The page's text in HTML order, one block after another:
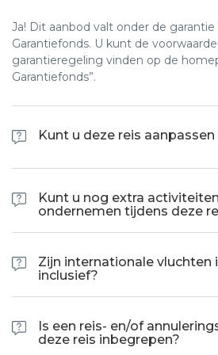
Ja! Dit aanbod valt onder de garantie
Garantiefonds. U kunt de
garantieregeling vinden op de
Garantiefonds”.
Kunt u deze reis
Elke reis kunt u op aanvraag aan
meer informatie hierover kunt u ons
info@wetraveleco.com
Kunt u nog extra
ondernemen tijdens deze
Ja. Via onze lokale agent kunt u
bijboeken.Zijn internationale vluchten
inclusief?
Nee. Wij bieden momenteel geen
aan naar de bestemming. Eventuele
tijdens uw rondreis (indien niet
voor u boeken, indien gewenst .
Is een reis- en/of
deze reis inbegrepen?